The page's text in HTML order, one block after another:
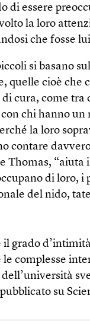
di essere
la loro
che fosse
si basano
quelle cioè che
cura, come tra
chi hanno un
la loro
contare
Thomas, “aiuta
di loro,
del nido,
grado
complesse
su